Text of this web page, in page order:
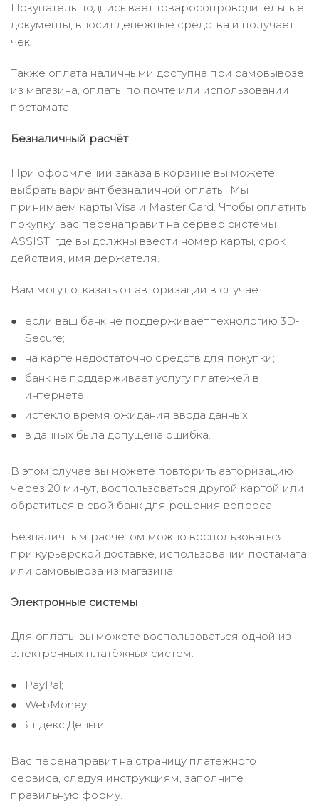
Покупатель подписывает товаросопроводительные
документы, вносит денежные средства и получает
чек.
Также оплата наличными доступна при самовывозе
из магазина, оплаты по почте или использовании
постамата.
Безналичный расчёт
При оформлении заказа в корзине вы можете
выбрать вариант безналичной оплаты. Мы
принимаем карты Visa и Master Card. Чтобы оплатить
покупку, вас перенаправит на сервер системы
ASSIST, где вы должны ввести номер карты, срок
действия, имя держателя.
Вам могут отказать от авторизации в случае:
если ваш банк не поддерживает технологию 3D-
Secure;
на карте недостаточно средств для покупки;
банк не поддерживает услугу платежей в
интернете;
истекло время ожидания ввода данных;
в данных была допущена ошибка.
В этом случае вы можете повторить авторизацию
через 20 минут, воспользоваться другой картой или
обратиться в свой банк для решения вопроса.
Безналичным расчётом можно воспользоваться
при курьерской доставке, использовании постамата
или самовывоза из магазина.
Электронные системы
Для оплаты вы можете воспользоваться одной из
электронных платёжных систем:
PayPal;
WebMoney;
Яндекс.Деньги.
Вас перенаправит на страницу платежного
сервиса, следуя инструкциям, заполните
правильную форму.